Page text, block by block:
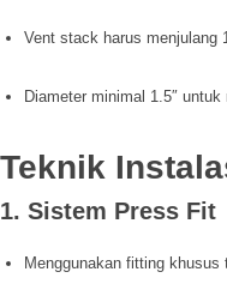
Vent stack harus menjulang
Diameter minimal 1.5″
Teknik
1. Sistem Press Fit
Menggunakan fitting khusus